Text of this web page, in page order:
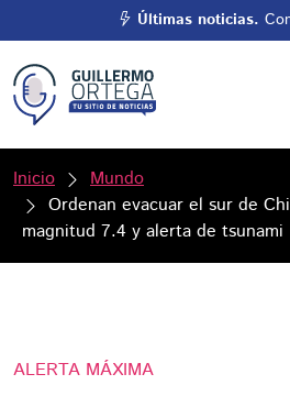
Últimas noticias.
Inicio
Mundo
Ordenan evacuar el sur de
magnitud 7.4 y alerta de tsunami
ALERTA MÁXIMA